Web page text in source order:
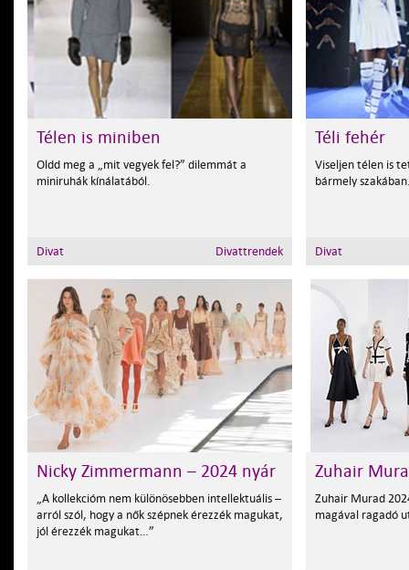
Télen is miniben
Oldd meg a „mit vegyek fel?” dilemmát a
miniruhák kínálatából.
Divat Divattrendek
Téli fehér
Viseljen télen is
bármely
Divat
Nicky Zimmermann – 2024 nyár
„A kollekcióm nem különösebben intellektuális –
arról szól, hogy a nők szépnek érezzék magukat,
jól érezzék magukat…”
Zuhair
Zuhair Murad
magával ragadó